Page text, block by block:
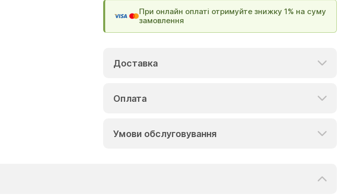
При онлайн оплаті отримуйте знижку 1% на суму
замовлення
Доставка
Оплата
Умови обслуговування